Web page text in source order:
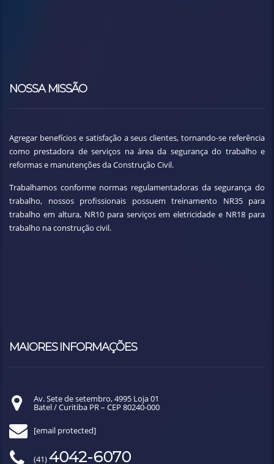
NOSSA MISSÃO
Agregar benefícios e satisfação a seus clientes, tornando-se referência
como prestadora de serviços na área da segurança do trabalho e
reformas e manutenções da Construção Civil.
Trabalhamos conforme normas regulamentadoras da segurança do
trabalho, nossos profissionais possuem treinamento NR35 para
trabalho em altura, NR10 para serviços em eletricidade e NR18 para
trabalho na construção civil.
MAIORES INFORMAÇÕES
Av. Sete de setembro, 4995 Loja 01
Batel / Curitiba PR – CEP 80240-000
[email protected]
(41)4042-6070